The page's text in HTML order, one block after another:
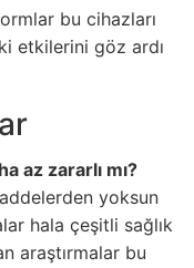
bu cihazları
etkilerini göz ardı
az zararlı mı?
yoksun
hala çeşitli sağlık
araştırmalar bu